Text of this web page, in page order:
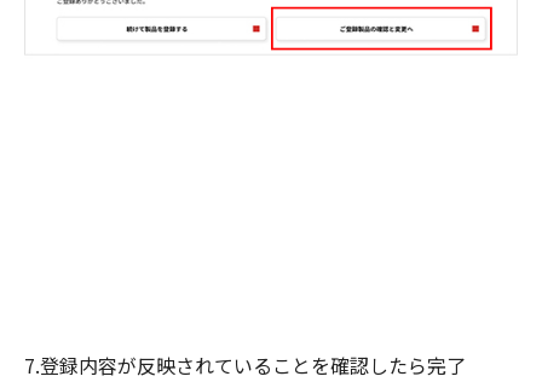
7.登録内容が反映されていることを確認したら完了